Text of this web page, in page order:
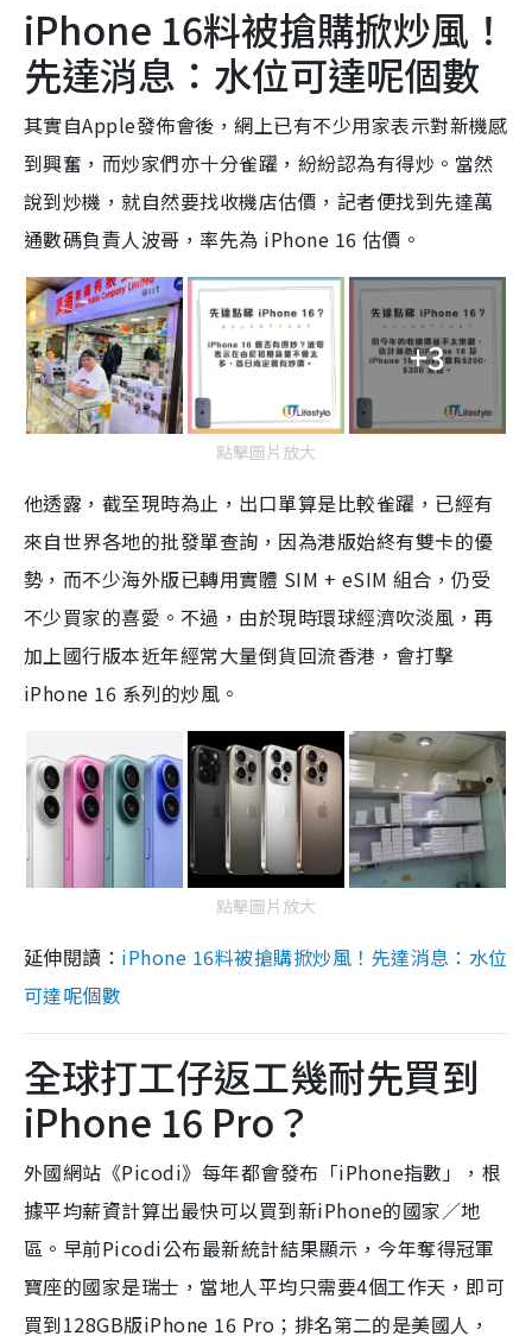
iPhone 16料被搶購掀炒風！
先達消息：水位可達呢個數
其實自Apple發佈會後，網上已有不少用家表示對新機感
到興奮，而炒家們亦十分雀躍，紛紛認為有得炒。當然
說到炒機，就自然要找收機店估價，記者便找到先達萬
通數碼負責人波哥，率先為 iPhone 16 估價。
+3
點擊圖片放大
他透露，截至現時為止，出口單算是比較雀躍，已經有
來自世界各地的批發單查詢，因為港版始終有雙卡的優
勢，而不少海外版已轉用實體 SIM + eSIM 組合，仍受
不少買家的喜愛。不過，由於現時環球經濟吹淡風，再
加上國行版本近年經常大量倒貨回流香港，會打擊
iPhone 16 系列的炒風。
點擊圖片放大
延伸閱讀： iPhone 16料被搶購掀炒風！先達消息：水位
可達呢個數
全球打工仔返工幾耐先買到
iPhone 16 Pro？
外國網站《Picodi》每年都會發布「iPhone指數」，根
據平均薪資計算出最快可以買到新iPhone的國家／地
區。早前Picodi公布最新統計結果顯示，今年奪得冠軍
寶座的國家是瑞士，當地人平均只需要4個工作天，即可
買到128GB版iPhone 16 Pro；排名第二的是美國人，